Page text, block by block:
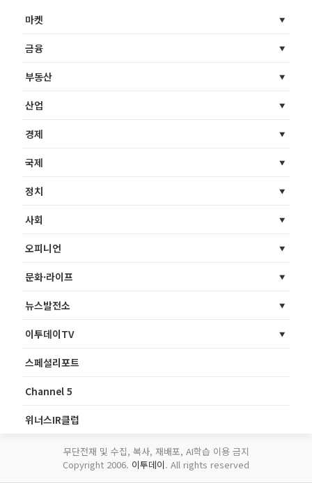
마켓
금융
부동산
산업
경제
국제
정치
사회
오피니언
문화·라이프
뉴스발전소
이투데이TV
스페셜리포트
Channel 5
위너스IR클럽
무단전재 및 수집, 복사, 재배포, AI학습 이용 금지
Copyright 2006. 이투데이. All rights reserved